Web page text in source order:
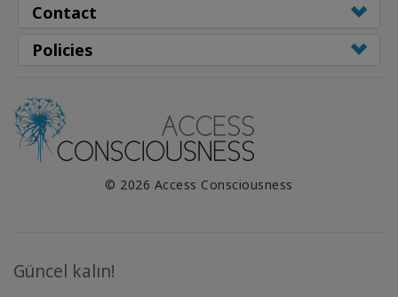
Contact
Policies
© 2026 Access Consciousness
Güncel kalın!